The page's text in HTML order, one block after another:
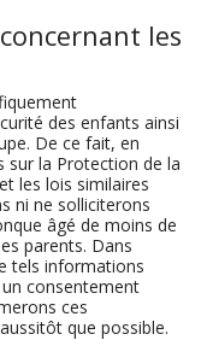
les
des enfants ainsi
De ce fait, en
sur la Protection de la
les lois similaires
ni ne solliciterons
âgé de moins de
parents. Dans
tels informations
consentement
ces
que possible.